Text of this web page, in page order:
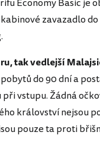
Economy Basic je
zavazadlo
tak vedlejší
do 90 dní a
vstupu. Žádná
království nejsou
pouze ta proti